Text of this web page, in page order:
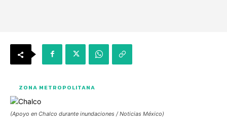
ZONA METROPOLITANA
(Apoyo en Chalco durante inundaciones / Noticias México)